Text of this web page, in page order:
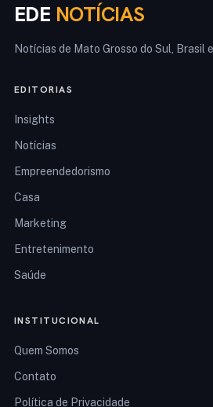
EDE NOTÍCIAS
Notícias de Mato Grosso do Sul, Brasil
EDITORIAS
Insights
Notícias
Empreendedorismo
Casa
Marketing
Entretenimento
Saúde
INSTITUCIONAL
Quem Somos
Contato
Política de Privacidade